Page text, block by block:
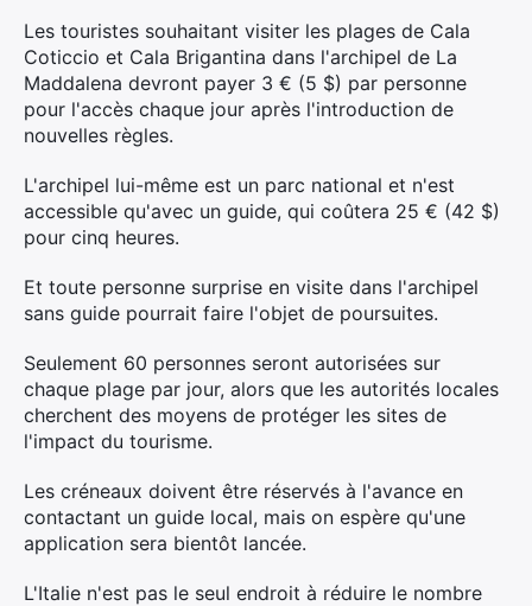
Les touristes souhaitant visiter les plages de Cala
Coticcio et Cala Brigantina dans l'archipel de La
Maddalena devront payer 3 € (5 $) par personne
pour l'accès chaque jour après l'introduction de
nouvelles règles.
L'archipel lui-même est un parc national et n'est
accessible qu'avec un guide, qui coûtera 25 € (42 $)
pour cinq heures.
Et toute personne surprise en visite dans l'archipel
sans guide pourrait faire l'objet de poursuites.
Seulement 60 personnes seront autorisées sur
chaque plage par jour, alors que les autorités locales
cherchent des moyens de protéger les sites de
l'impact du tourisme.
Les créneaux doivent être réservés à l'avance en
contactant un guide local, mais on espère qu'une
application sera bientôt lancée.
L'Italie n'est pas le seul endroit à réduire le nombre